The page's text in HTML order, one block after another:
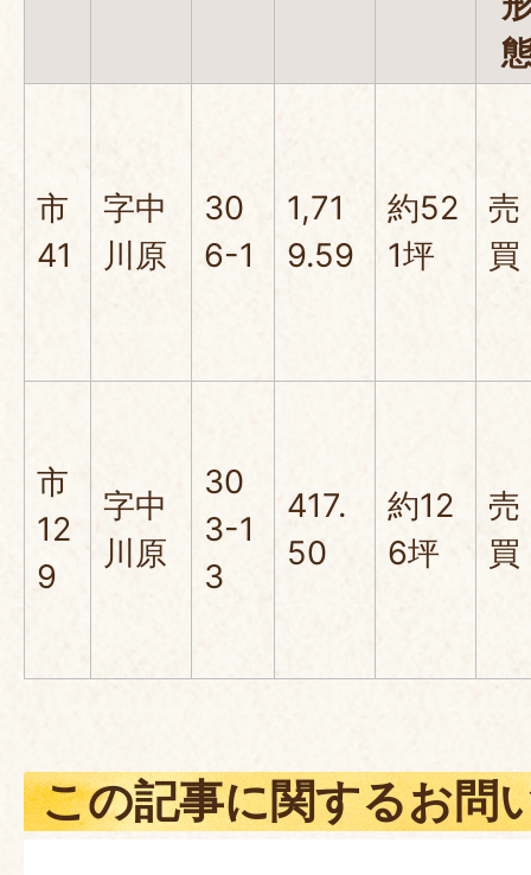
市
41
字中
川原
30
6-1
1,71
9.59
約52
1坪
売
買
市
12
9
字中
川原
30
3-1
3
417.
50
約12
6坪
売
買
この記事に関するお問